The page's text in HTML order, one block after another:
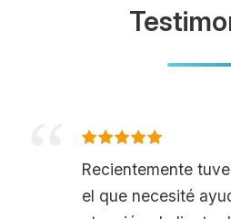
Recientemente
el que necesité